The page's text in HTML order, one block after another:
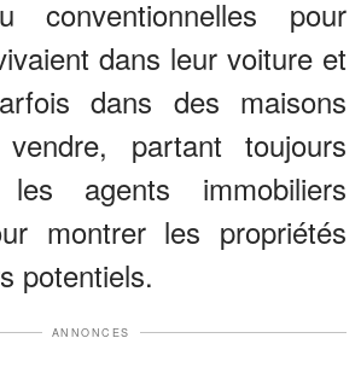
pour
dans leur voiture et
dans des maisons
partant toujours
agents immobiliers
montrer les propriétés
potentiels.
ANNONCES